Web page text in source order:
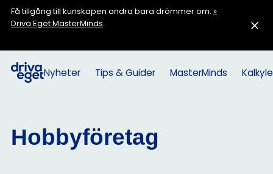
Få tillgång till kunskapen andra bara drömmer om. »
Driva Eget MasterMinds
Nyheter Tips & Guider MasterMinds
Hobbyföretag